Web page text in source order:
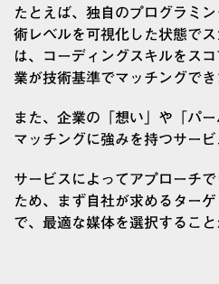
たとえば、独自のプログラミ
術レベルを可視化した状態で
は、コーディングスキルをス
業が技術基準でマッチングでき
また、企業の「想い」や「パ
マッチングに強みを持つサービ
サービスによってアプローチ
ため、まず自社が求めるター
で、最適な媒体を選択すること